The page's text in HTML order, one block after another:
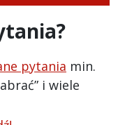
pytania min.
i wiele